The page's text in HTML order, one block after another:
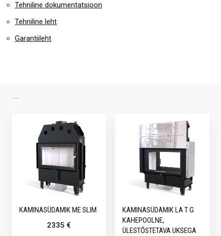
Tehniline dokumentatsioon
Tehniline leht
Garantiileht
KAMINASÜDAMIK ME SLIM
2335 €
KAMINASÜDAMIK LA T G
KAHEPOOLNE,
ÜLESTÕSTETAVA UKSEGA